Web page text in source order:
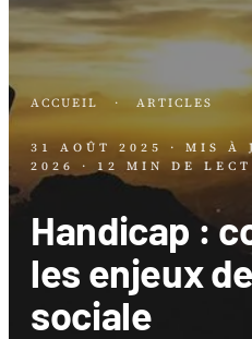
ACCUEIL · ARTICLES
31 AOÛT 2025 · MIS À
2026
· 12 MIN DE
Handicap :
les enjeux
sociale